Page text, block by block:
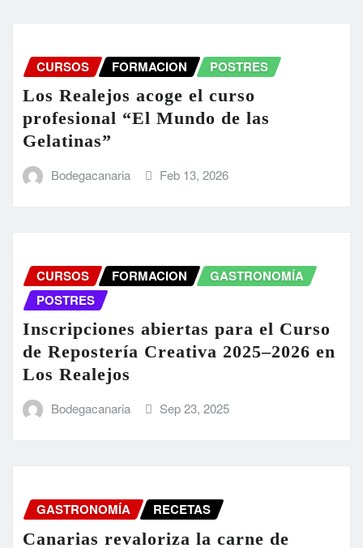
CURSOS FORMACION POSTRES
Los Realejos acoge el curso
profesional “El Mundo de las
Gelatinas”
Bodegacanaria Feb 13, 2026
CURSOS FORMACION
GASTRONOMÍA
POSTRES
Inscripciones abiertas para el Curso
de Repostería Creativa 2025–2026 en
Los Realejos
Bodegacanaria Sep 23, 2025
GASTRONOMÍA RECETAS
Canarias revaloriza la carne de